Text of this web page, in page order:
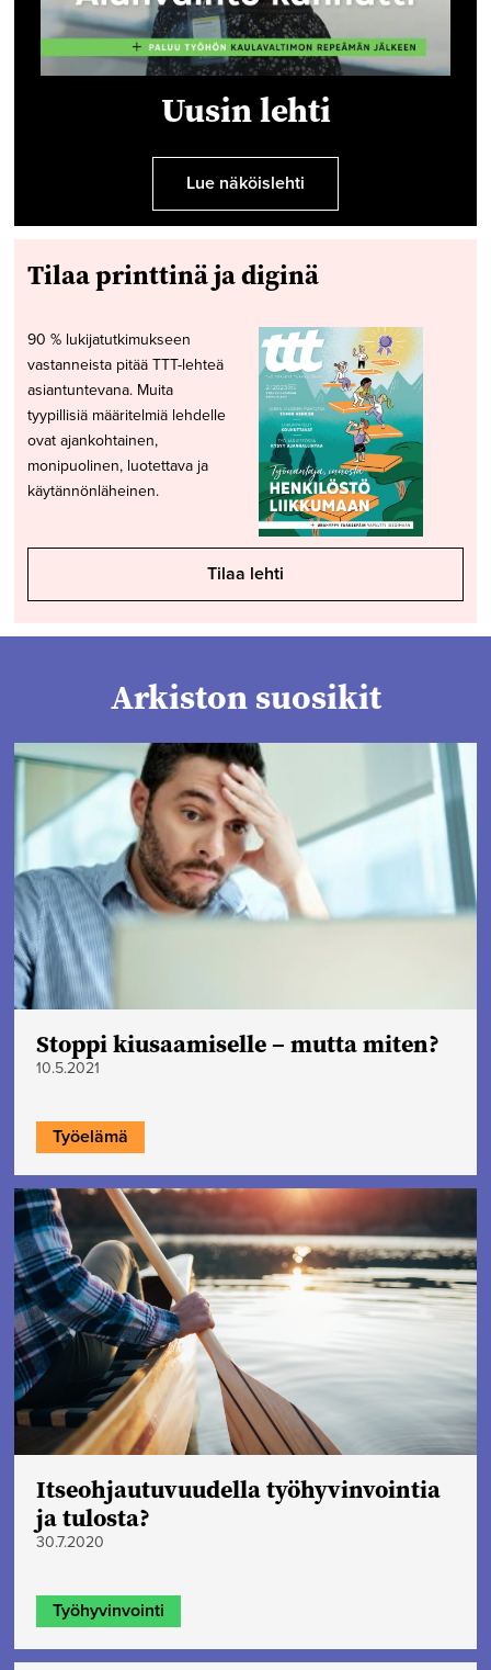
Uusin lehti
Lue näköislehti
Tilaa printtinä ja diginä
90 % lukijatutkimukseen
vastanneista pitää TTT-lehteä
asiantuntevana. Muita
tyypillisiä määritelmiä lehdelle
ovat ajankohtainen,
monipuolinen, luotettava ja
käytännönläheinen.
Tilaa lehti
Arkiston suosikit
Stoppi kiusaamiselle – mutta miten?
10.5.2021
Työelämä
Itseohjautuvuudella työhyvinvointia
ja tulosta?
30.7.2020
Työhyvinvointi